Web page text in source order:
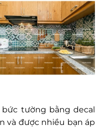
tường bằng decal
và được nhiều bạn áp